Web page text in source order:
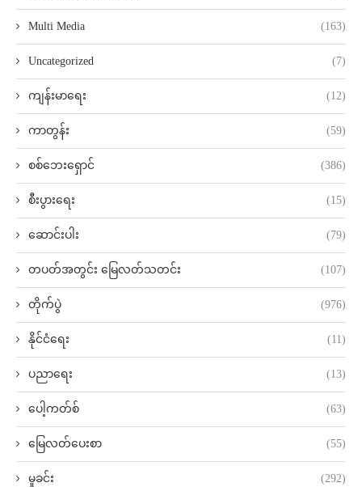
Multi Media (163)
Uncategorized (7)
ကျန်းမာရေး (12)
ကာတွန်း (59)
စစ်ဘေးရှောင် (386)
စီးပွားရေး (15)
ဆောင်းပါး (79)
တပတ်အတွင်း မြေလတ်သတင်း (107)
တိုက်ပွဲ (976)
နိုင်ငံရေး (11)
ပညာရေး (13)
ပေါ့ကတ်စ် (63)
မြေလတ်ပေးစာ (55)
မှုခင်း (292)